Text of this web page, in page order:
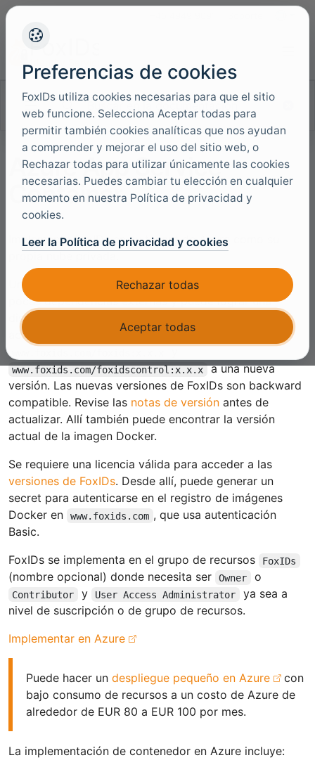
Idiomas
Buscar en la documentación
Azure App Service
Container
Implemente FoxIDs en su tenant de Azure como su
Una instalación de FoxIDs es autocontenida, tiene
pocas dependencias externas y puede lograr una
disponibilidad muy alta con poco esfuerzo. FoxIDs se
actualiza actualizando las dos imágenes Docker
www.foxids.com/foxidscontrol:x.x.x a una nueva
versión. Las nuevas versiones de FoxIDs son backward
compatible. Revise las notas de versión antes de
actualizar. Allí también puede encontrar la versión
actual de la imagen Docker.
Se requiere una licencia válida para acceder a las
versiones de FoxIDs. Desde allí, puede generar un
secret para autenticarse en el registro de imágenes
Docker en
www.foxids.com , que usa autenticación
Basic.
FoxIDs se implementa en el grupo de recursos
FoxIDs
(nombre opcional) donde necesita ser Owner o
Contributor y User Access Administrator
ya sea a
nivel de suscripción o de grupo de recursos.
Implementar en Azure
Puede hacer undespliegue pequeño en Azure
con
bajo consumo de recursos a un costo de Azure de
alrededor de EUR 80 a EUR 100 por mes.
La implementación de contenedor en Azure incluye:
Preferencias de cookies
FoxIDs utiliza cookies necesarias para que el sitio
web funcione. Selecciona Aceptar todas para
permitir también cookies analíticas que nos ayudan
a comprender y mejorar el uso del sitio web, o
Rechazar todas para utilizar únicamente las cookies
necesarias. Puedes cambiar tu elección en cualquier
momento en nuestra Política de privacidad y
cookies.
Leer la Política de privacidad y cookies
Rechazar todas
Aceptar todas